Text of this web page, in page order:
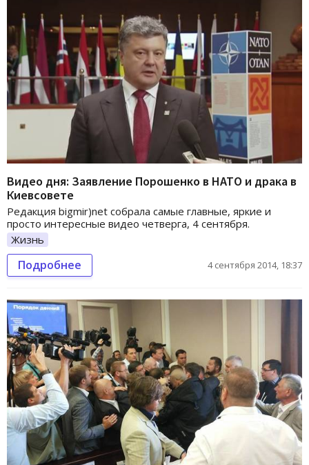
Видео дня: Заявление Порошенко в НАТО и драка в
Киевсовете
Редакция bigmir)net собрала самые главные, яркие и
просто интересные видео четверга, 4 сентября.
Жизнь
Подробнее 4 сентября 2014, 18:37